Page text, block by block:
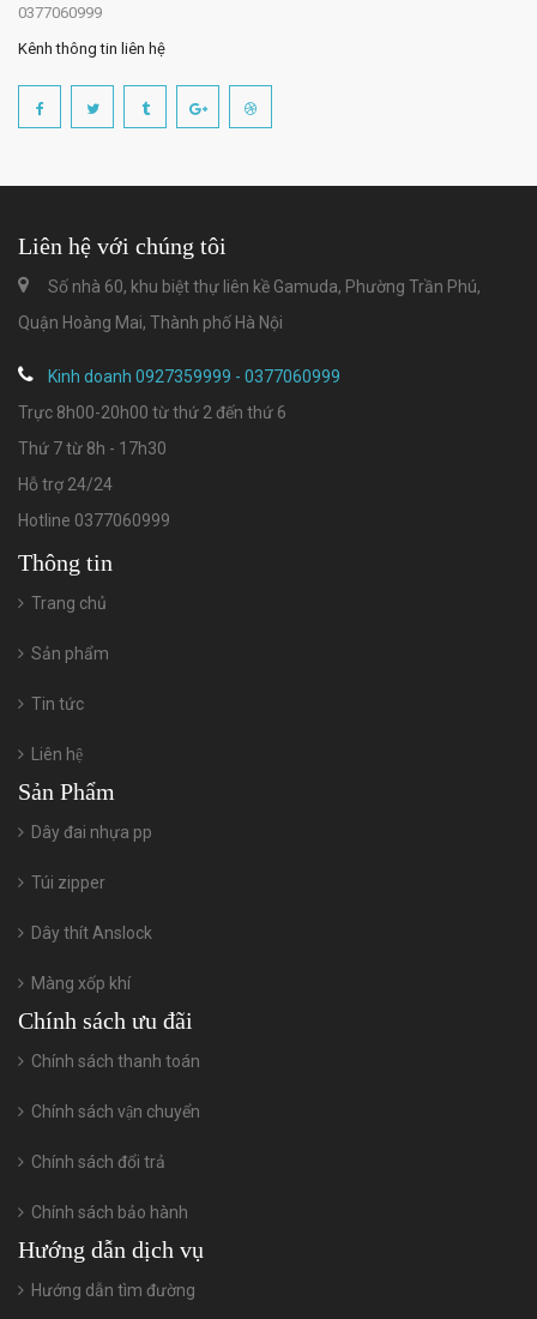
0377060999
Kênh thông tin liên hệ
Liên hệ với chúng tôi
Số nhà 60, khu biệt thự liên kề Gamuda, Phường Trần Phú,
Quận Hoàng Mai, Thành phố Hà Nội
Kinh doanh 0927359999 - 0377060999
Trực 8h00-20h00 từ thứ 2 đến thứ 6
Thứ 7 từ 8h - 17h30
Hỗ trợ 24/24
Hotline 0377060999
Thông tin
Trang chủ
Sản phẩm
Tin tức
Liên hệ
Sản Phẩm
Dây đai nhựa pp
Túi zipper
Dây thít Anslock
Màng xốp khí
Chính sách ưu đãi
Chính sách thanh toán
Chính sách vận chuyển
Chính sách đổi trả
Chính sách bảo hành
Hướng dẫn dịch vụ
Hướng dẫn tìm đường